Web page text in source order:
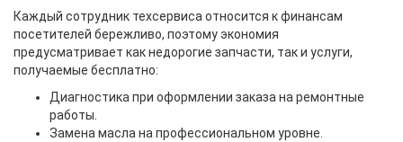
Каждый сотрудник техсервиса относится к финансам
посетителей бережливо, поэтому экономия
предусматривает как недорогие запчасти, так и услуги,
получаемые бесплатно:
Диагностика при оформлении заказа на ремонтные
работы.
Замена масла на профессиональном уровне.